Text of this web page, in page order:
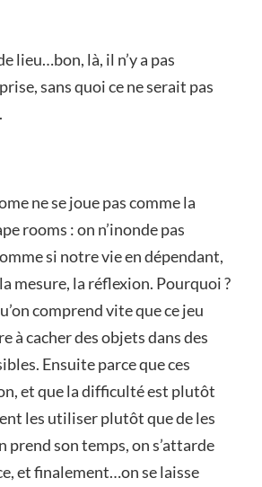
lieu…bon, là, il n’y a pas
sans quoi ce ne serait pas
ne se joue pas comme la
rooms : on n’inonde pas
si notre vie en dépendant,
mesure, la réflexion. Pourquoi ?
comprend vite que ce jeu
à cacher des objets dans des
Ensuite parce que ces
et que la difficulté est plutôt
les utiliser plutôt que de les
prend son temps, on s’attarde
et finalement…on se laisse